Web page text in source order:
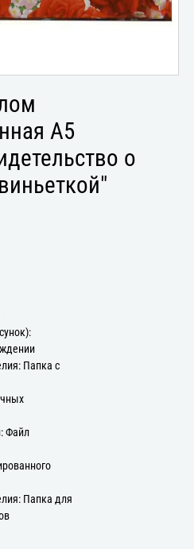
А5
о
Папка с
Файл
Папка для